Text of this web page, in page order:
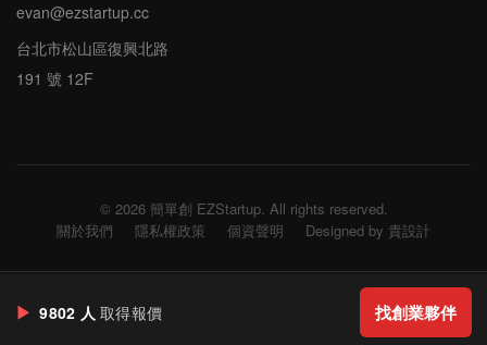
evan@ezstartup.cc
台北市松山區復興北路
191 號 12F
© 2026 簡單創 EZStartup. All rights reserved.
關於我們
隱私權政策 個資聲明 Designed by 貴設計
▶ 9802 人 取得報價 找創業夥伴